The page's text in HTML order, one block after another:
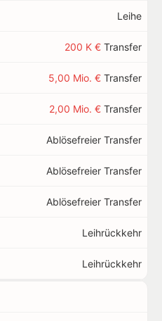
Leihe
200 K € Transfer
5,00 Mio. € Transfer
2,00 Mio. € Transfer
Ablösefreier Transfer
Ablösefreier Transfer
Ablösefreier Transfer
Leihrückkehr
Leihrückkehr